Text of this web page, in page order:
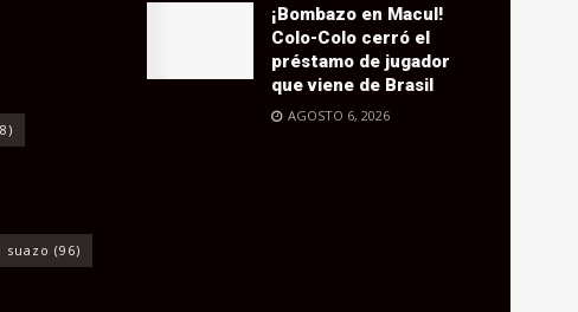
suazo (96)
¡Bombazo en Macul!
Colo-Colo cerró el
préstamo de jugador
que viene de Brasil
AGOSTO 6, 2026